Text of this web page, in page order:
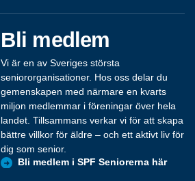
Bli medlem
Vi är en av Sveriges största
seniororganisationer. Hos oss delar du
gemenskapen med närmare en kvarts
miljon medlemmar i föreningar över hela
landet. Tillsammans verkar vi för att skapa
bättre villkor för äldre – och ett aktivt liv för
dig som senior.
Bli medlem i SPF Seniorerna här